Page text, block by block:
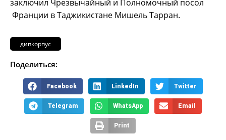
заключил Чрезвычайный и Полномочный посол
Франции в Таджикистане Мишель Тарран.
дипкорпус
Поделиться:
Facebook LinkedIn Twitter
Telegram WhatsApp Email
Print